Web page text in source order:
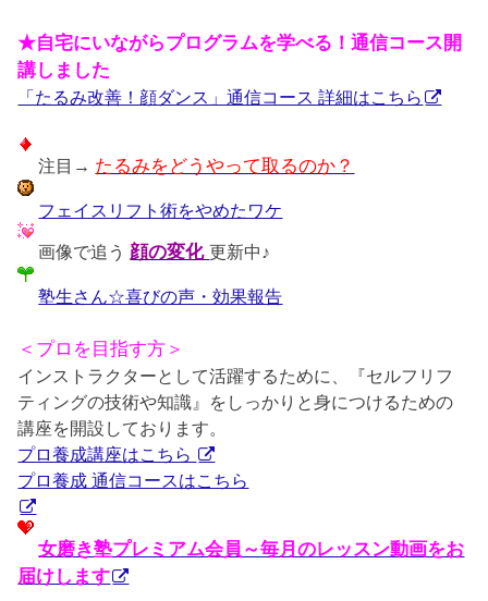
★自宅にいながらプログラムを学べる！通信コース開
講しました
「たるみ改善！顔ダンス」通信コース 詳細はこちら
注目→ たるみをどうやって取るのか？
フェイスリフト術をやめたワケ
画像で追う 顔の変化更新中♪
塾生さん☆喜びの声・効果報告
＜プロを目指す方＞
インストラクターとして活躍するために、『セルフリフ
ティングの技術や知識』をしっかりと身につけるための
講座を開設しております。
プロ養成講座はこちら
プロ養成 通信コースはこちら
女磨き塾プレミアム会員～毎月のレッスン動画をお
届けします